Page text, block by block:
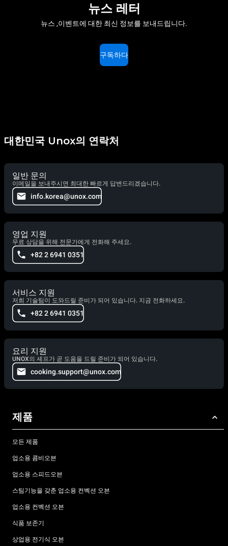
뉴스 레터
뉴스 ,이벤트에 대한 최신 정보를 보내드립니다.
구독하다
대한민국 Unox의 연락처
일반 문의
이메일을 보내주시면 최대한 빠르게 답변드리겠습니다.
info.korea@unox.com
영업 지원
무료 상담을 위해 전문가에게 전화해 주세요.
+82 2 6941 0351
서비스 지원
저희 기술팀이 도와드릴 준비가 되어 있습니다. 지금 전화하세요.
+82 2 6941 0351
요리 지원
UNOX의 셰프가 곧 도움을 드릴 준비가 되어 있습니다.
cooking.support@unox.com
제품
모든 제품
업소용 콤비오븐
업소용 스피드오븐
스팀기능을 갖춘 업소용 컨벡션 오븐
업소용 컨벡션 오븐
식품 보존기
상업용 전기식 오븐